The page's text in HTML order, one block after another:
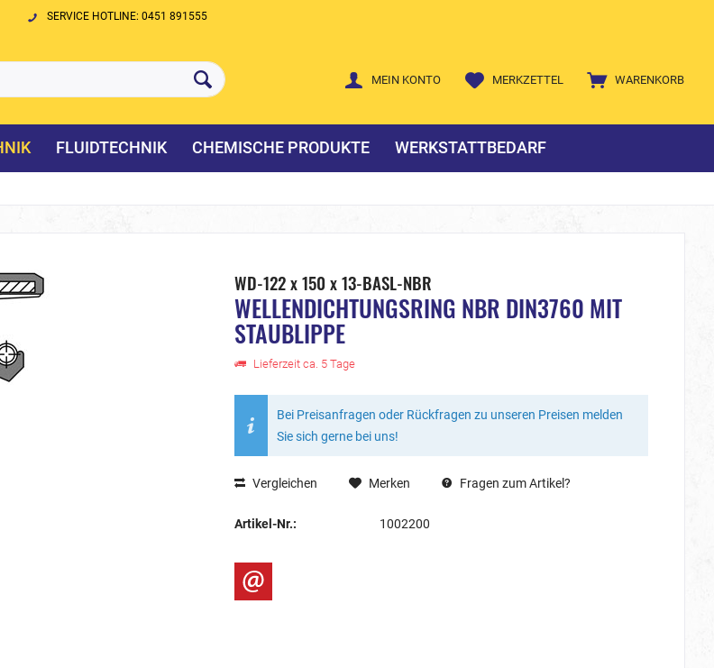
SERVICE HOTLINE: 0451 891555
WARENKORB
MERKZETTEL
MEIN KONTO
FLUIDTECHNIK CHEMISCHE PRODUKTE WERKSTATTBEDARF
WD-122 x 150 x 13-BASL-NBR
WELLENDICHTUNGSRING NBR DIN3760 MIT
STAUBLIPPE
Lieferzeit ca. 5 Tage
Bei Preisanfragen oder Rückfragen zu unseren Preisen melden
Sie sich gerne bei uns!
Vergleichen Merken Fragen zum Artikel?
Artikel-Nr.: 1002200